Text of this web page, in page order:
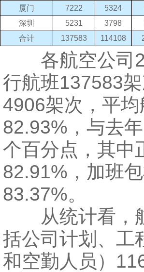
厦门 7222 5324
深圳
5231 3798
合计
137583 114108
各航空公司
行航班137583
4906架次，平
82.93% ，与去
个百分点，其中
82.91% ，加班
83.37%。
从统计看，
括公司计划、工
和空勤人员）